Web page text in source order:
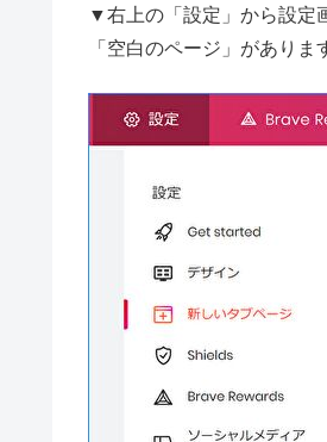
▼右上の「設定」から設定
「空白のページ」がありま